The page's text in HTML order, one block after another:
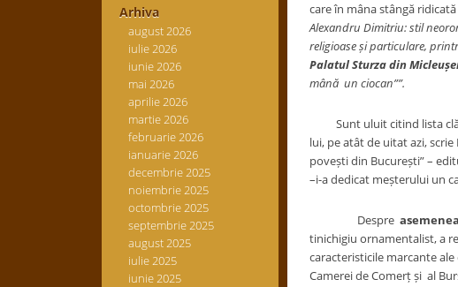
Arhiva
august 2026
iulie 2026
iunie 2026
mai 2026
aprilie 2026
martie 2026
februarie 2026
ianuarie 2026
decembrie 2025
noiembrie 2025
octombrie 2025
septembrie 2025
august 2025
iulie 2025
iunie 2025
care în mâna stângă
Alexandru Dimitriu: stil
religioase și particulare,
Palatul Sturza din
mână un ciocan””.
Sunt uluit citind lista
lui, pe atât de uitat azi,
povești din București” –
–i-a dedicat meșterului un
Despreasemenea
tinichigiu ornamentalist, a
caracteristicile marcante
Camerei de Comerț și al